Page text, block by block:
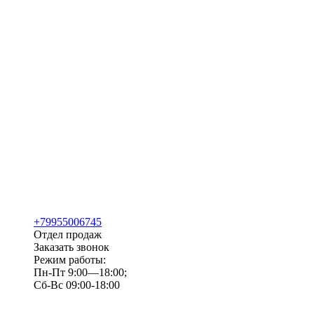
+79955006745
Отдел продаж
Заказать звонок
Режим работы:
Пн-Пт 9:00—18:00;
Сб-Вс 09:00-18:00